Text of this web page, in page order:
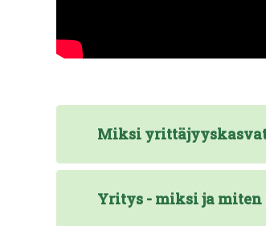
Miksi
Yritys - miksi ja